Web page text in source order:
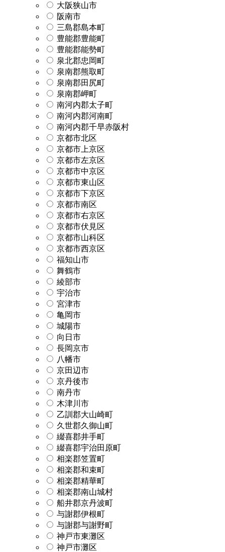
大阪狭山市
阪南市
三島郡島本町
豊能郡豊能町
豊能郡能勢町
泉北郡忠岡町
泉南郡熊取町
泉南郡田尻町
泉南郡岬町
南河内郡太子町
南河内郡河南町
南河内郡千早赤阪村
京都市北区
京都市上京区
京都市左京区
京都市中京区
京都市東山区
京都市下京区
京都市南区
京都市右京区
京都市伏見区
京都市山科区
京都市西京区
福知山市
舞鶴市
綾部市
宇治市
宮津市
亀岡市
城陽市
向日市
長岡京市
八幡市
京田辺市
京丹後市
南丹市
木津川市
乙訓郡大山崎町
久世郡久御山町
綴喜郡井手町
綴喜郡宇治田原町
相楽郡笠置町
相楽郡和束町
相楽郡精華町
相楽郡南山城村
船井郡京丹波町
与謝郡伊根町
与謝郡与謝野町
神戸市東灘区
神戸市灘区